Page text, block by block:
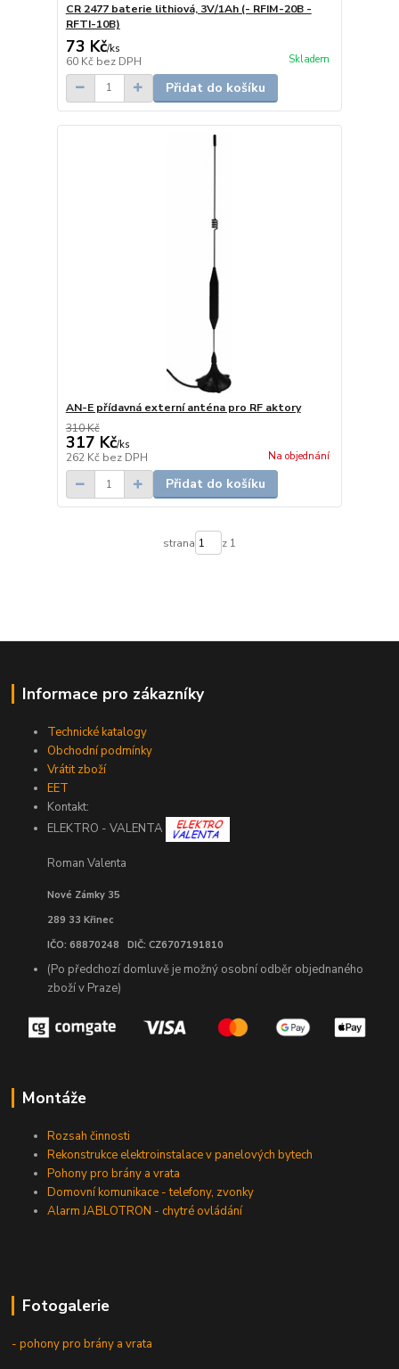
CR 2477 baterie lithiová, 3V/1Ah (- RFIM-20B -
RFTI-10B)
73 Kč/ks
60 Kč bez DPH Skladem
Přidat do košíku
AN-E přídavná externí anténa pro RF aktory
310 Kč
317 Kč/ks
262 Kč bez DPH Na objednání
Přidat do košíku
strana z 1
Informace pro zákazníky
Technické katalogy
Obchodní podmínky
Vrátit zboží
EET
Kontakt:
ELEKTRO - VALENTA
Roman Valenta
Nové Zámky 35
289 33 Křinec
IČO: 68870248 DIČ: CZ6707191810
(Po předchozí domluvě je možný osobní odběr objednaného
zboží v Praze)
Montáže
Rozsah činnosti
Rekonstrukce elektroinstalace v panelových bytech
Pohony pro brány a vrata
Domovní komunikace - telefony, zvonky
Alarm JABLOTRON - chytré ovládání
Fotogalerie
- pohony pro brány a vrata